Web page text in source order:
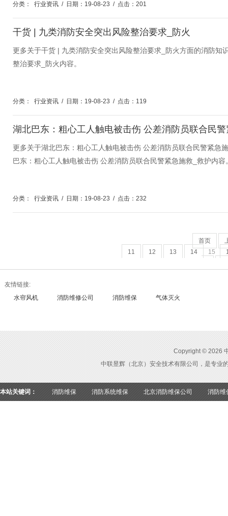
分类： 行业资讯 / 日期：19-08-23 / 点击：201
干货 | 九类消防安全突出风险整治要求_防火
更多关于干货 | 九类消防安全突出风险整治要求_防火方面的消防
整治要求_防火内容。
分类： 行业资讯 / 日期：19-08-23 / 点击：119
更多关于湖北巴东：粗心工人触电被击伤 公差消防员联合民警紧急
巴东：粗心工人触电被击伤 公差消防员联合民警紧急施救_救护内容
分类： 行业资讯 / 日期：19-08-23 / 点击：232
首页
11
12 13 14 15
友情链接:
水帘风机
消防维修公司 消防维保 气体灭火
Copyright © 2026
中联昱辉（北京）安全技术有限公司，是专业
本站关键词： 消防维保 消防系统维保 北京消防维保公司 消防维